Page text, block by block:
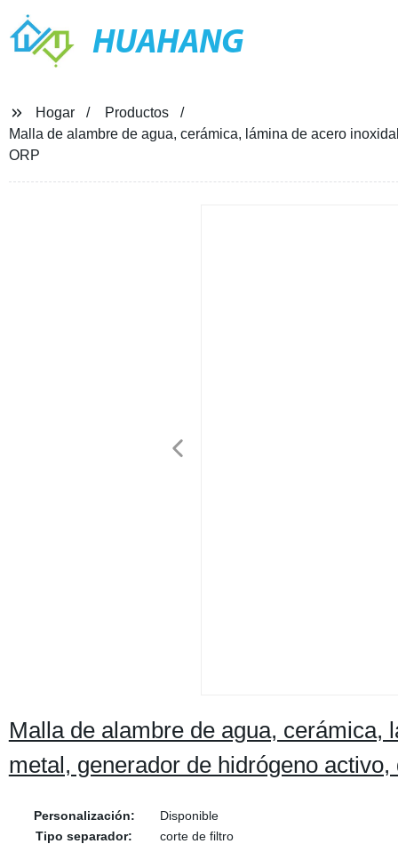
HUAHANG
Hogar
Productos
Malla de alambre de agua, cerámica, lámina de acero
ORP
Malla de alambre de agua, cerámica,
metal, generador de hidrógeno
Personalización:
Disponible
Tipo separador:
corte de filtro